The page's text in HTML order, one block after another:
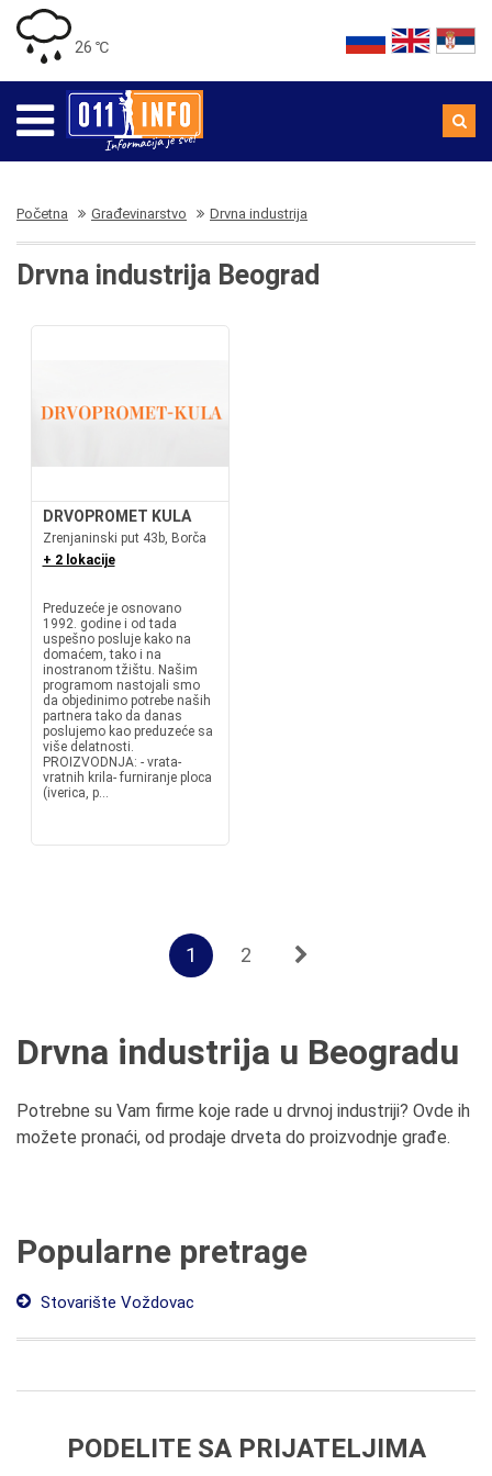
26 ℃
Početna Građevinarstvo Drvna industrija
Drvna industrija Beograd
DRVOPROMET KULA
Zrenjaninski put 43b, Borča
+ 2 lokacije
Preduzeće je osnovano
1992. godine i od tada
uspešno posluje kako na
domaćem, tako i na
inostranom tžištu. Našim
programom nastojali smo
da objedinimo potrebe naših
partnera tako da danas
poslujemo kao preduzeće sa
više delatnosti.
PROIZVODNJA: - vrata-
vratnih krila- furniranje ploca
(iverica, p...
1 2
Drvna industrija u Beogradu
Potrebne su Vam firme koje rade u drvnoj industriji? Ovde ih
možete pronaći, od prodaje drveta do proizvodnje građe.
Popularne pretrage
Stovarište Voždovac
PODELITE SA PRIJATELJIMA